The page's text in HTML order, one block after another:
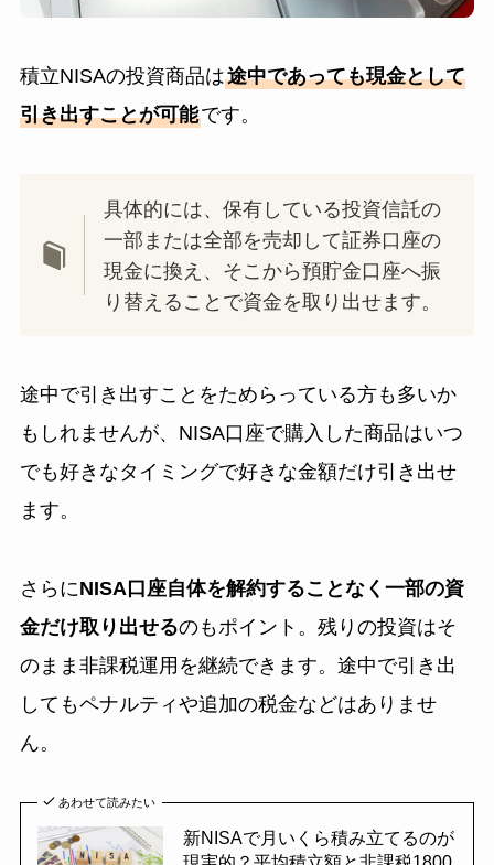
積立NISAの投資商品は途中であっても現金として
引き出すことが可能です。
具体的には、保有している投資信託の
一部または全部を売却して証券口座の
現金に換え、そこから預貯金口座へ振
り替えることで資金を取り出せます。
途中で引き出すことをためらっている方も多いか
もしれませんが、NISA口座で購入した商品はいつ
でも好きなタイミングで好きな金額だけ引き出せ
ます。
さらにNISA口座自体を解約することなく一部の資
金だけ取り出せるのもポイント。残りの投資はそ
のまま非課税運用を継続できます。途中で引き出
してもペナルティや追加の税金などはありませ
ん。
あわせて読みたい
新NISAで月いくら積み立てるのが